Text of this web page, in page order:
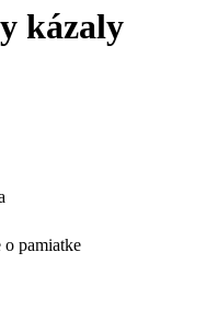
kázaly
pamiatke